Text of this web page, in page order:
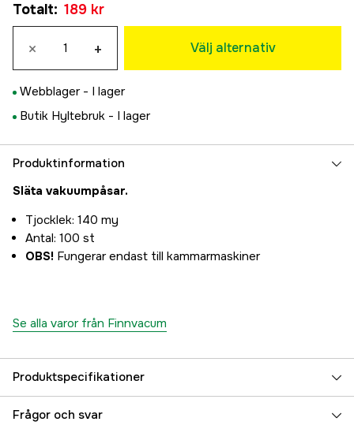
28 cm
Tillfälligt slut
189 kr
30 cm
280 kr
399 kr
Totalt: 189 kr
× + Välj alternativ
Webblager - I lager
Butik Hyltebruk - I lager
Produktinformation
Släta vakuumpåsar.
Tjocklek: 140 my
Antal: 100 st
OBS! Fungerar endast till kammarmaskiner
Se alla varor från Finnvacum
Produktspecifikationer
Referensnummer 3000061557
Frågor och svar